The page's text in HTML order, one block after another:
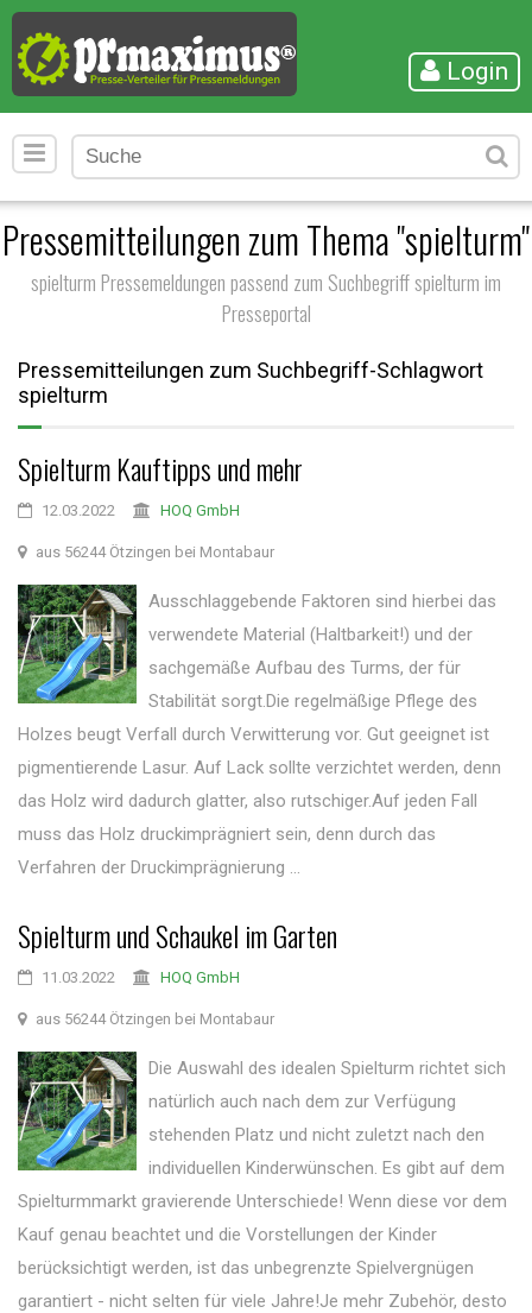
Login
Pressemitteilungen zum Thema "spielturm"
spielturm Pressemeldungen passend zum Suchbegriff spielturm im
Presseportal
Pressemitteilungen zum Suchbegriff-Schlagwort
spielturm
Spielturm Kauftipps und mehr
12.03.2022 HOQ GmbH
aus 56244 Ötzingen bei Montabaur
Ausschlaggebende Faktoren sind hierbei das
verwendete Material (Haltbarkeit!) und der
sachgemäße Aufbau des Turms, der für
Stabilität sorgt.Die regelmäßige Pflege des
Holzes beugt Verfall durch Verwitterung vor. Gut geeignet ist
pigmentierende Lasur. Auf Lack sollte verzichtet werden, denn
das Holz wird dadurch glatter, also rutschiger.Auf jeden Fall
muss das Holz druckimprägniert sein, denn durch das
Verfahren der Druckimprägnierung ...
Spielturm und Schaukel im Garten
11.03.2022 HOQ GmbH
aus 56244 Ötzingen bei Montabaur
Die Auswahl des idealen Spielturm richtet sich
natürlich auch nach dem zur Verfügung
stehenden Platz und nicht zuletzt nach den
individuellen Kinderwünschen. Es gibt auf dem
Spielturmmarkt gravierende Unterschiede! Wenn diese vor dem
Kauf genau beachtet und die Vorstellungen der Kinder
berücksichtigt werden, ist das unbegrenzte Spielvergnügen
garantiert - nicht selten für viele Jahre!Je mehr Zubehör, desto